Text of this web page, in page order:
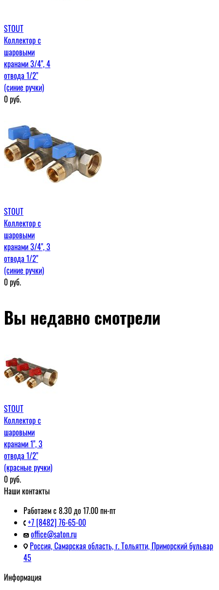
STOUT
Коллектор с
шаровыми
кранами 3/4", 4
отвода 1/2"
(синие ручки)
0руб.
STOUT
Коллектор с
шаровыми
кранами 3/4", 3
отвода 1/2"
(синие ручки)
0руб.
Вы недавно смотрели
STOUT
Коллектор с
шаровыми
кранами 1", 3
отвода 1/2"
(красные ручки)
0руб.
Наши контакты
Работаем с 8.30 до 17.00 пн-пт
+7 [8482] 76-65-00
office@saton.ru
Россия, Самарская область, г. Тольятти, Приморский бульвар
45
Информация